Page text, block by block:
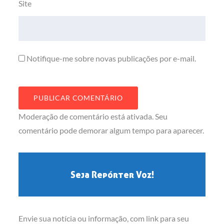
Site
Notifique-me sobre novas publicações por e-mail.
Moderação de comentário está ativada. Seu
comentário pode demorar algum tempo para aparecer.
Seja Repórter Voz!
Envie sua notícia ou informação, com link para seu